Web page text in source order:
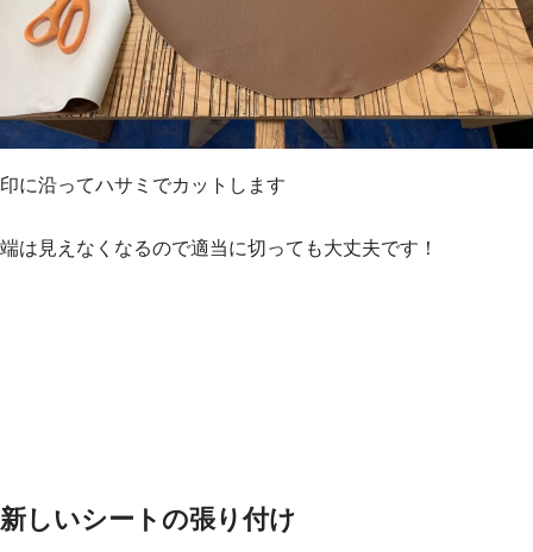
印に沿ってハサミでカットします
端は見えなくなるので適当に切っても大丈夫です！
新しいシートの張り付け